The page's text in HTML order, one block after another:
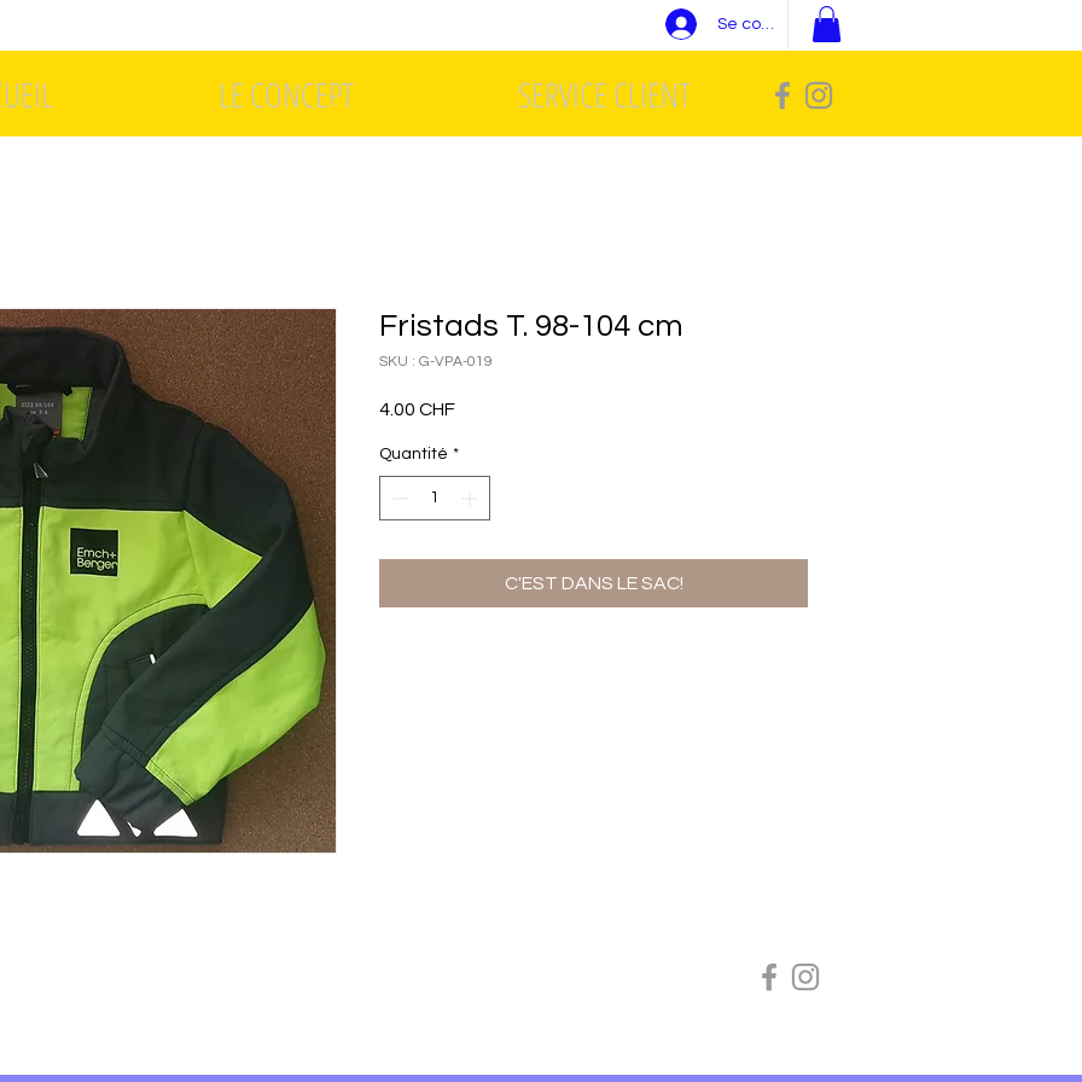
Se connecter
LE CONCEPT SERVICE CLIENT
Fristads T. 98-104 cm
SKU : G-VPA-019
4.00 CHFPrix
Quantité *
C'EST DANS LE SAC!